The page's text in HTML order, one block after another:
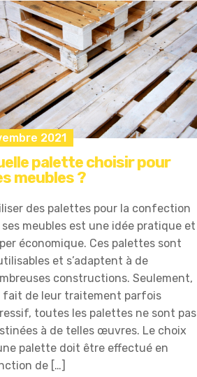
2021
palette choisir pour
meubles ?
des palettes pour la confection
ses meubles est une idée pratique et
économique. Ces palettes sont
et s’adaptent à de
constructions. Seulement,
fait de leur traitement parfois
toutes les palettes ne sont pas
à de telles œuvres. Le choix
palette doit être effectué en
de […]